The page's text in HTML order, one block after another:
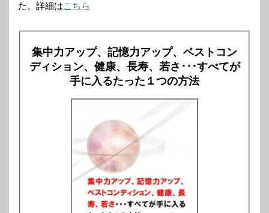
た。詳細はこちら
集中力アップ、記憶力アップ、ベストコン
ディション、健康、長寿、若さ･･･すべてが
手に入るたった１つの方法